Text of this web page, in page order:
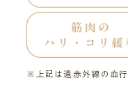
※上記は遠赤外線の血